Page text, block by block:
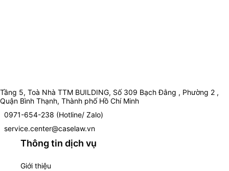
Tầng 5, Toà Nhà TTM BUILDING, Số 309 Bạch Đằng , Phường 2 ,
Quận Bình Thạnh, Thành phố Hồ Chí Minh
0971-654-238 (Hotline/ Zalo)
service.center@caselaw.vn
Thông tin dịch vụ
Giới thiệu